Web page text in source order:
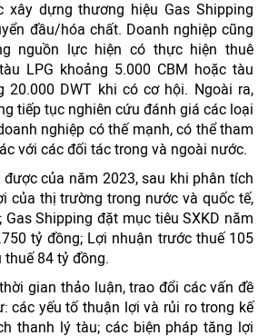
xây dựng thương hiệu Gas Shipping
đầu/hóa chất. Doanh nghiệp cũng
nguồn lực hiện có thực hiện thuê
LPG khoảng 5.000 CBM hoặc tàu
20.000 DWT khi có cơ hội. Ngoài ra,
tiếp tục nghiên cứu đánh giá các loại
nghiệp có thế mạnh, có thể tham
với các đối tác trong và ngoài nước.
của năm 2023, sau khi phân tích
của thị trường trong nước và quốc tế,
Shipping đặt mục tiêu SXKD năm
tỷ đồng; Lợi nhuận trước thuế 105
84 tỷ đồng.
gian thảo luận, trao đổi các vấn đề
các yếu tố thuận lợi và rủi ro trong kế
thanh lý tàu; các biện pháp tăng lợi